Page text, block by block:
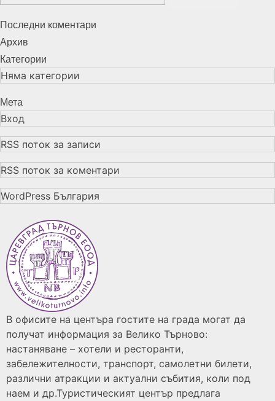
Последни коментари
Архив
Категории
Няма категории
Мета
Вход
RSS поток за записи
RSS поток за коментари
WordPress България
В офисите на центъра гостите на града могат да
получат информация за Велико Търново:
настаняване – хотели и ресторанти,
забележителности, транспорт, самолетни билети,
различни атракции и актуални събития, коли под
наем и др.Туристическият център предлага